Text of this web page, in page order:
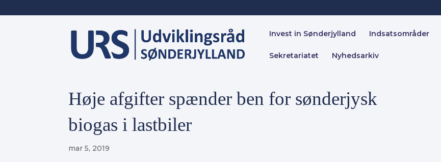
Invest in Sønderjylland Indsatsområder
Sekretariatet Nyhedsarkiv
Høje afgifter spænder ben for sønderjysk
biogas i lastbiler
mar 5, 2019